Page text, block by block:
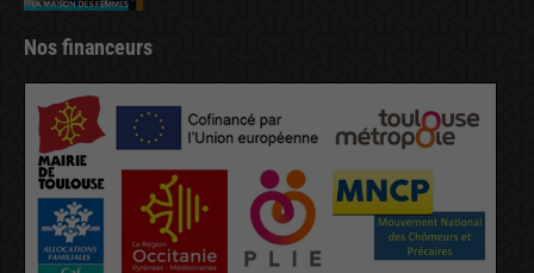
Nos financeurs